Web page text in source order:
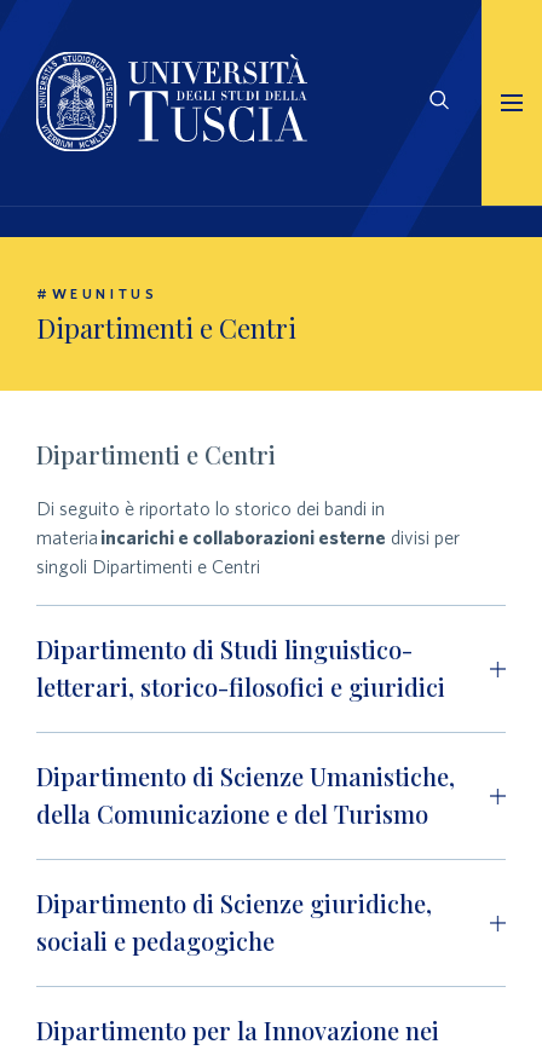
#WEUNITUS
Dipartimenti e Centri
Dipartimenti e Centri
Di seguito è riportato lo storico dei bandi in
materia incarichi e collaborazioni esterne divisi per
singoli Dipartimenti e Centri
Dipartimento di Studi linguistico-
letterari, storico-filosofici e giuridici
Dipartimento di Scienze Umanistiche,
della Comunicazione e del Turismo
Dipartimento di Scienze giuridiche,
sociali e pedagogiche
Dipartimento per la Innovazione nei